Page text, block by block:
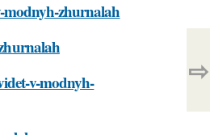
modnyh-zhurnalah
v-modnyh-
⇨